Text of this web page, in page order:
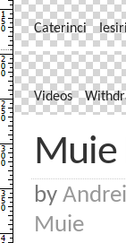
Caterinci
Videos
Muie
by Andrei
Muie